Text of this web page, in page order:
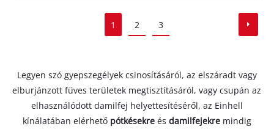
1 2 3
Legyen szó gyepszegélyek csinosításáról, az elszáradt vagy
elburjánzott füves területek megtisztításáról, vagy csupán az
elhasználódott damilfej helyettesítéséről, az Einhell
kínálatában elérhetőpótkésekre és damilfejekre mindig